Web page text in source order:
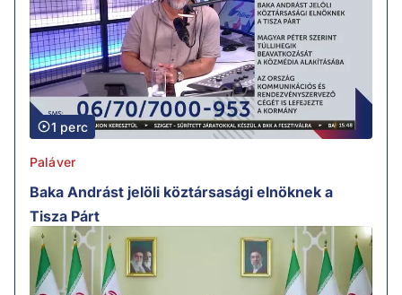
1 perc
Paláver
Baka Andrást jelöli köztársasági elnöknek a
Tisza Párt